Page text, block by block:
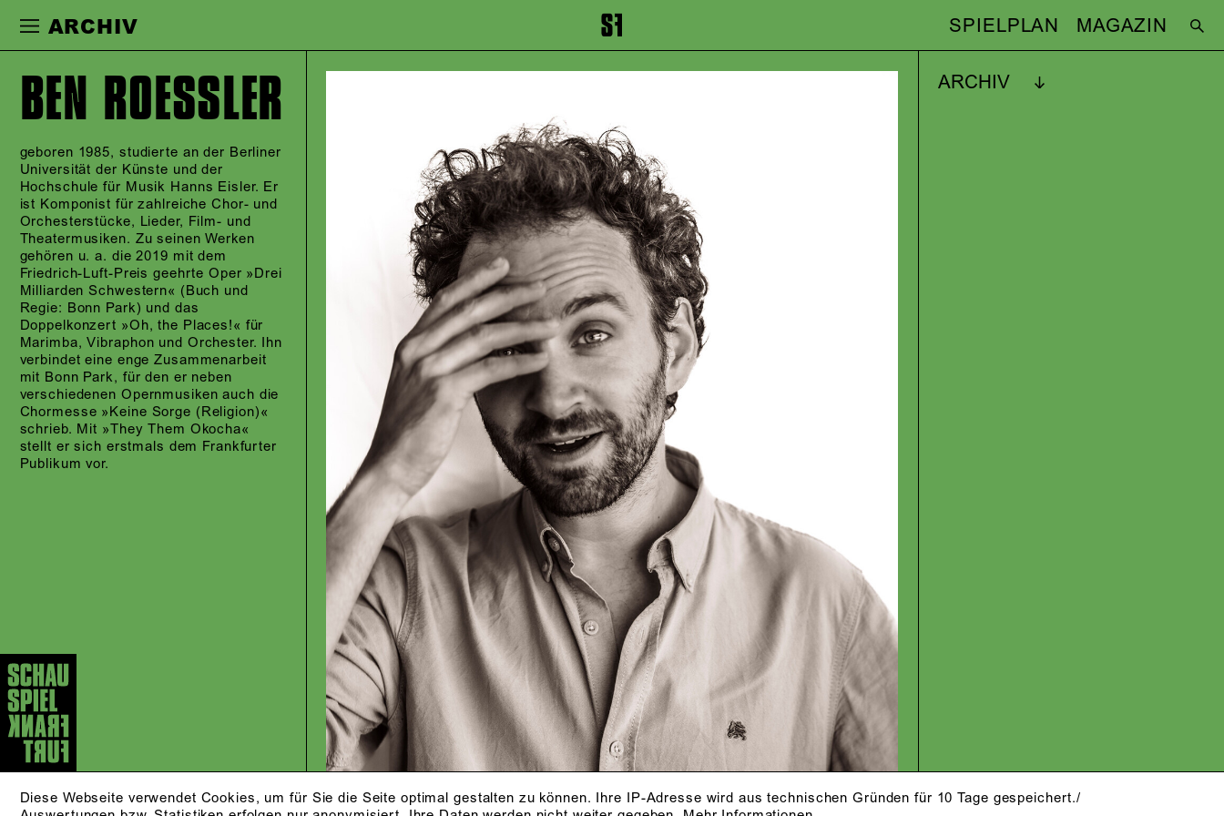
Zur Hauptnavigation springen Zum Footer springen
ARCHIV SPIELPLAN MAGAZIN
Diese Webseite verwendet Cookies, um für Sie die Seite optimal gestalten zu können. Ihre IP-Adresse wird aus technischen Gründen für 10 Tage gespeichert./
BEN ROESSLER
geboren 1985, studierte an der Berliner
Universität der Künste und der
Hochschule für Musik Hanns Eisler. Er
ist Komponist für zahlreiche Chor- und
Orchesterstücke, Lieder, Film- und
Theatermusiken. Zu seinen Werken
gehören u. a. die 2019 mit dem
Friedrich-Luft-Preis geehrte Oper »Drei
Milliarden Schwestern« (Buch und
Regie: Bonn Park) und das
Doppelkonzert »Oh, the Places!« für
Marimba, Vibraphon und Orchester. Ihn
verbindet eine enge Zusammenarbeit
mit Bonn Park, für den er neben
verschiedenen Opernmusiken auch die
Chormesse »Keine Sorge (Religion)«
schrieb. Mit »They Them Okocha«
stellt er sich erstmals dem Frankfurter
Publikum vor.
ARCHIV